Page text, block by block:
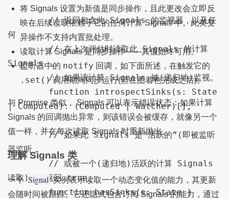
        // 返回包含此 Signals 的监视器，以及任
何
        // 在上次评估时读取此 Signals 的计算
Signals ，
        // 如果该计算 Signals 被(递归地)监视。
| Computed): (Computed | Watcher)[];
        // 如果此 Signals 是“活跃的”(即被监听
器监听，
        // 或被一个(递归地)活跃的计算 Signals
读取)，则返回 true。
        function hasSinks(s: State |
将 Signals 设置为新值是同步操作，且此更改会立即反
映在后续读取依赖于它的任何计算 Signals 中。此类变
异操作不支持内置批处理。
读取计算 Signals 是同步操作——其值始终可用。
监听器中的 notify 回调，如下面所述，在触发它的
.set()调用期间同步运行(但在图着色完成之后)。
与 Promise 类似， Signals 可以表示错误状态：如果计算
Signals 的回调抛出异常，则该错误会被缓存，就像另一个
值一样，并在每次读取 Signals 时重新抛出。
理解 Signals 类
一个 Signal 实例表示读取一个动态变化值的能力，其更新
会随时间被跟踪。它还隐式包含订阅 Signals 的能力，通过